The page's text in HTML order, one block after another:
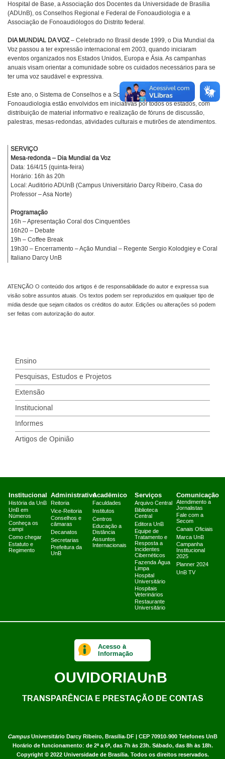
Hospital de Base, a Associação dos Docentes da Universidade de Brasília
(ADUnB), os Conselhos Regional e Federal de Fonoaudiologia e a
Associação de Fonoaudiólogos do Distrito federal.
DIA MUNDIAL DA VOZ– Celebrado no Brasil desde 1999, o Dia Mundial da
Voz passou a ter expressão internacional em 2003, quando iniciaram
eventos organizados nos Estados Unidos, Europa e Ásia. As campanhas
anuais visam orientar a comunidade sobre os cuidados necessários para se
ter uma voz saudável e expressiva.
Este ano, o Sistema de Conselhos e a Sociedade Brasileira de
Fonoaudiologia estão envolvidos em iniciativas por todos os estados, com
distribuição de material informativo e realização de fóruns de discussão,
palestras, mesas-redondas, atividades culturais e mutirões de atendimentos.
SERVIÇO
Mesa-redonda – Dia Mundial da Voz
Data: 16/4/15 (quinta-feira)
Horário: 16h às 20h
Local: Auditório ADUnB (Campus Universitário Darcy Ribeiro, Casa do
Professor – Asa Norte)
Programação
16h – Apresentação Coral dos Cinquentões
16h20 – Debate
19h – Coffee Break
19h30 – Encerramento – Ação Mundial – Regente Sergio Kolodgiey e Coral
Italiano Darcy UnB
ATENÇÃO O conteúdo dos artigos é de responsabilidade do autor e expressa sua
visão sobre assuntos atuais. Os textos podem ser reproduzidos em qualquer tipo de
mídia desde que sejam citados os créditos do autor. Edições ou alterações só podem
ser feitas com autorização do autor.
Ensino
Pesquisas, Estudos e Projetos
Extensão
Institucional
Informes
Artigos de Opinião
Institucional
História da UnB
UnB em
Números
Conheça os
campi
Como chegar
Estatuto e
Regimento
Administrativo
Reitoria
Vice-Reitoria
Conselhos e
câmaras
Decanatos
Secretarias
Prefeitura da
UnB
Acadêmico
Faculdades
Institutos
Centros
Educação a
Distância
Assuntos
Internacionais
Serviços
Arquivo Central
Biblioteca
Central
Editora UnB
Equipe de
Tratamento e
Resposta a
Incidentes
Cibernéticos
Fazenda Água
Limpa
Hospital
Universitário
Hospitais
Veterinários
Restaurante
Universitário
Comunicação
Atendimento a
Jornalistas
Fale com a
Secom
Canais Oficiais
Marca UnB
Campanha
Institucional
2025
Planner 2024
UnB TV
CampusUniversitário Darcy Ribeiro, Brasília-DF | CEP 70910-900 Telefones UnB
Horário de funcionamento: de 2ª a 6ª, das 7h às 23h. Sábado, das 8h às 18h.
Copyright © 2022 Universidade de Brasília. Todos os direitos reservados.
Acesso à
Informação
OUVIDORIAUnB
TRANSPARÊNCIA E PRESTAÇÃO DE CONTAS